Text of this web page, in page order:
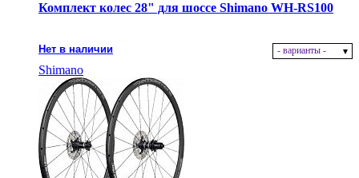
Комплект колес 28" для шоссе Shimano WH-RS100
Нет в наличии - варианты -
Shimano